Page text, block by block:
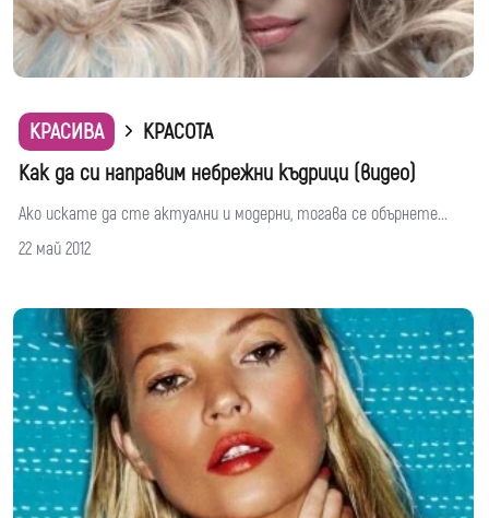
КРАСИВА
КРАСОТА
Как да си направим небрежни къдрици (видео)
Ако искате да сте актуални и модерни, тогава се обърнете...
22 май 2012